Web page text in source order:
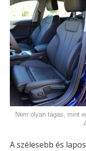
Nem olyan tágas, mint
A szélesebb és